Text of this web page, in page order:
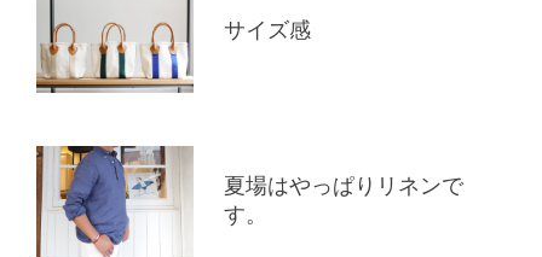
サイズ感
夏場はやっぱりリネンで
す。